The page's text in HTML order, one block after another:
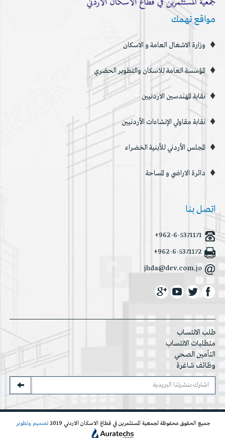
مواقع تهمك
وزارة الاشغال العامة و الاسكان
المؤسسة العامة للاسكان والتطوير الحضري
نقابة المهندسين الاردنيين
نقابة مقاولي الإنشاءات الأردنيين
المجلس الأردني للأبنية الخضراء
دائرة الاراضي و المساحة
اتصل بنا
+962-6-5371171
+962-6-5371172
jhda@dev.com.jo
طلب الانتساب
متطلبات الانتساب
التأمين الصحي
وظائف شاغرة
جميع الحقوق محفوظة لجمعية المستثمرين في قطاع الاسكان الاردني 2019 تصميم وتطوير